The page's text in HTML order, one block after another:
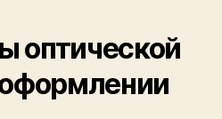
оптической